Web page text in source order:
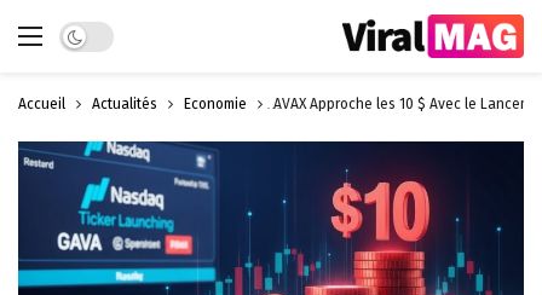
Dark mode
Accueil Actualités Économie AVAX Approche les 10 $ Avec le